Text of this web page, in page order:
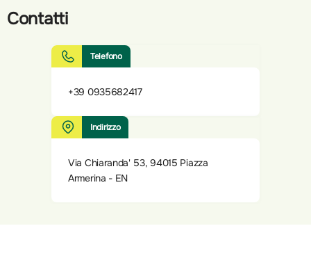
Contatti
Telefono
+39 0935682417
Indirizzo
Via Chiaranda' 53, 94015 Piazza
Armerina - EN